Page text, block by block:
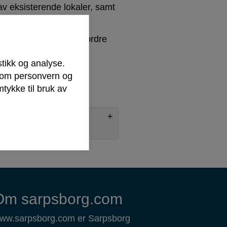
eksisterende lokaler, samt
behovet og oppfordre
sarpsborg.com
er Sarpsborg
og analyse.
personvern og
til bruk av